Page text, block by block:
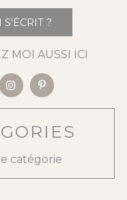
S'ÉCRIT ?
MOI AUSSI ICI
catégorie